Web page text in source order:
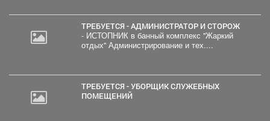
ТРЕБУЕТСЯ - АДМИНИСТРАТОР И СТОРОЖ
- ИСТОПНИК в банный комплекс "Жаркий
отдых" Администрирование и тех....
ТРЕБУЕТСЯ - УБОРЩИК СЛУЖЕБНЫХ
ПОМЕЩЕНИЙ